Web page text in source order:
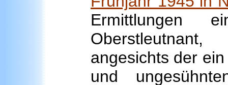
Ermittlungen
angesichts der
und